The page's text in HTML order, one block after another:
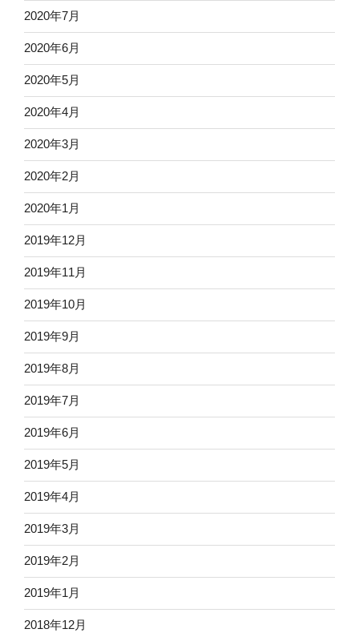
2020年7月
2020年6月
2020年5月
2020年4月
2020年3月
2020年2月
2020年1月
2019年12月
2019年11月
2019年10月
2019年9月
2019年8月
2019年7月
2019年6月
2019年5月
2019年4月
2019年3月
2019年2月
2019年1月
2018年12月